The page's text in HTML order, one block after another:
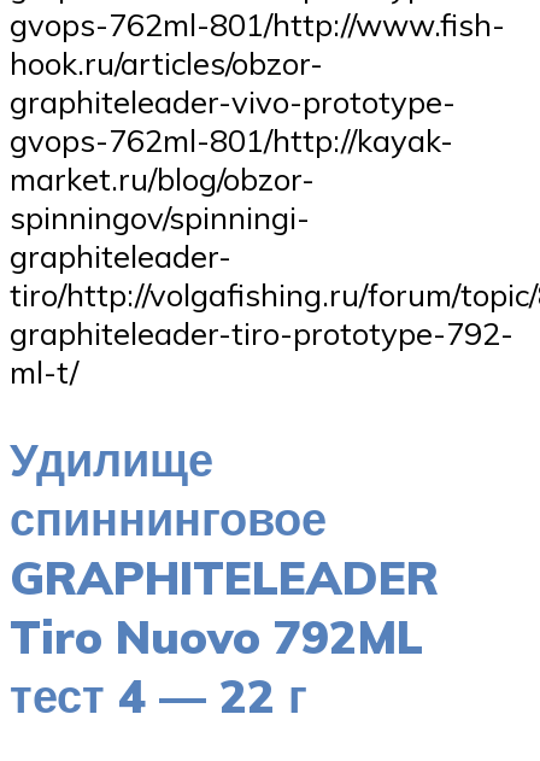
gvops-762ml-801/http://www.fish-
hook.ru/articles/obzor-
graphiteleader-vivo-prototype-
gvops-762ml-801/http://kayak-
market.ru/blog/obzor-
spinningov/spinningi-
graphiteleader-
tiro/http://volgafishing.ru/forum/
graphiteleader-tiro-prototype-792-
ml-t/
Удилище
спиннинговое
GRAPHITELEADER
Tiro Nuovo 792ML
тест 4 — 22 г